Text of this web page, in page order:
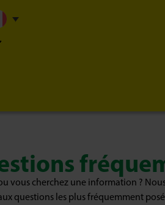
vous cherchez une information ?
questions les plus fréquemment